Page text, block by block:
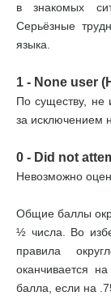
в знакомых
Серьёзные
языка.
1 - None user
По существу, не
за исключением
0 - Did not
Невозможно
Общие баллы
½ числа. Во
правила
оканчивается
балла, если на